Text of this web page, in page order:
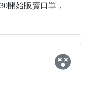
開始販賣口罩，